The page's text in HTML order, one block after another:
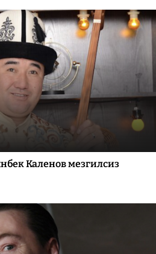
Каленов мезгилсиз